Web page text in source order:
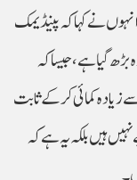
نے کہا کہ پینڈیمک
گیا ہے، جیسا کہ
جیسی فلموں نے 500 کروڑ سے زیادہ کمائی کر کے ثابت
ہیں بلکہ یہ ہے کہ